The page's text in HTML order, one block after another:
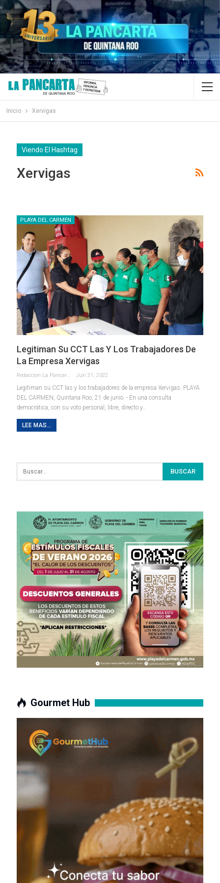
Inicio Xervigas
Viendo El Hashtag
Xervigas
PLAYA DEL CARMEN
Legitiman Su CCT Las Y Los Trabajadores De
La Empresa Xervigas
Redaccion La Pancarta De Quintana Roo Jun 21, 2022
Legitiman su CCT las y los trabajadores de la empresa Xervigas. PLAYA
DEL CARMEN, Quintana Roo, 21 de junio. - En una consulta
democrática, con su voto personal, libre, directo y…
LEE MAS...
Gourmet Hub